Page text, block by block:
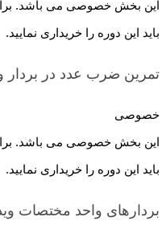
این بخش خصوصی می باشد.
باید این دوره را خریداری نمایید.
تمرین ضرب عدد در بردار
خصوصی
این بخش خصوصی می باشد.
باید این دوره را خریداری نمایید.
بردارهای واحد مختصات